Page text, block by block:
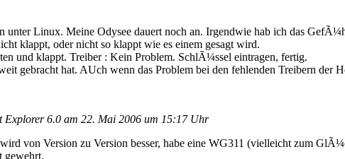
unter Linux. Meine Odysee dauert noch an. Irgendwie hab ich das
klappt, oder nicht so klappt wie es einem gesagt wird.
und klappt. Treiber : Kein Problem. SchlÃ¼ssel eintragen, fertig.
gebracht hat. AUch wenn das Problem bei den fehlenden Treibern der
am 22. Mai 2006 um 15:17 Uhr
von Version zu Version besser, habe eine WG311 (vielleicht zum
gewehrt.